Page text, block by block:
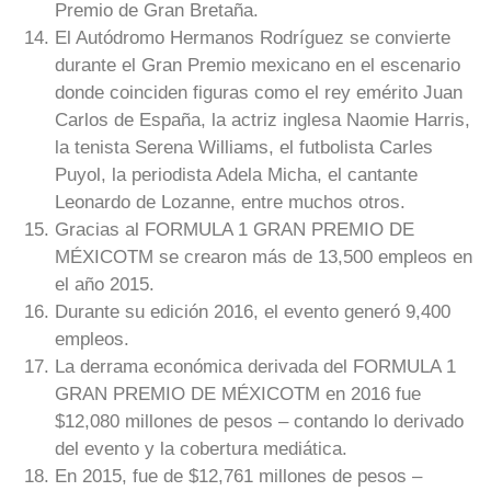
Premio de Gran Bretaña.
El Autódromo Hermanos Rodríguez se convierte
durante el Gran Premio mexicano en el escenario
donde coinciden figuras como el rey emérito Juan
Carlos de España, la actriz inglesa Naomie Harris,
la tenista Serena Williams, el futbolista Carles
Puyol, la periodista Adela Micha, el cantante
Leonardo de Lozanne, entre muchos otros.
Gracias al FORMULA 1 GRAN PREMIO DE
MÉXICOTM se crearon más de 13,500 empleos en
el año 2015.
Durante su edición 2016, el evento generó 9,400
empleos.
La derrama económica derivada del FORMULA 1
GRAN PREMIO DE MÉXICOTM en 2016 fue
$12,080 millones de pesos – contando lo derivado
del evento y la cobertura mediática.
En 2015, fue de $12,761 millones de pesos –